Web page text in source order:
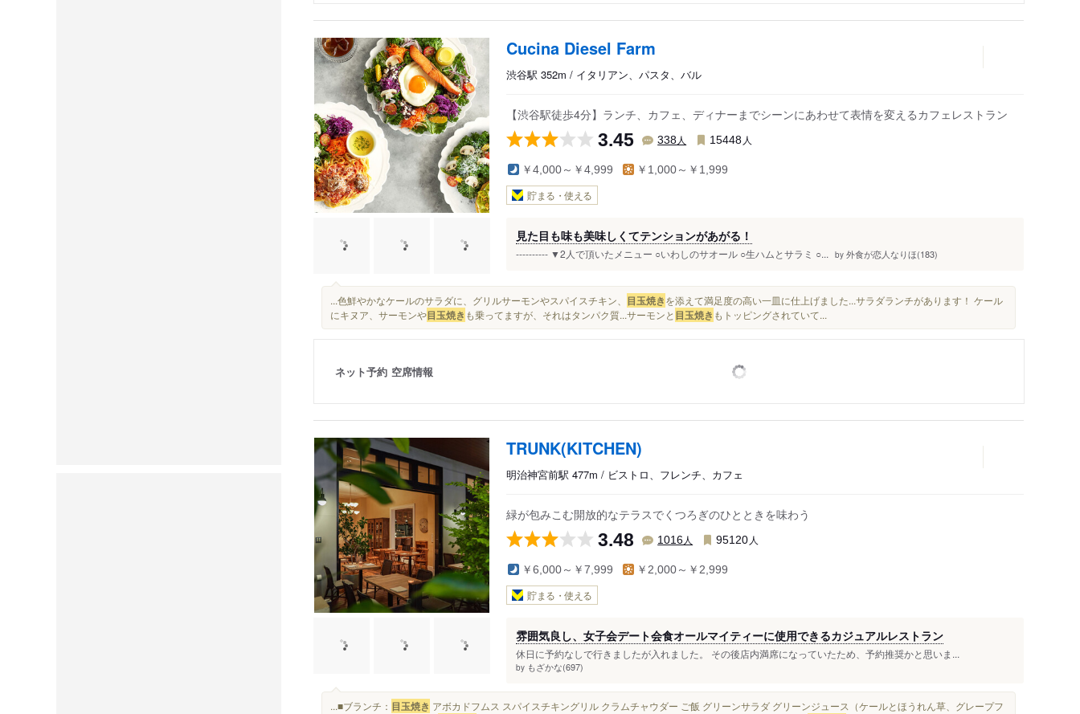
Cucina Diesel Farm
渋谷駅 352m / イタリアン、パスタ、バル
【渋谷駅徒歩4分】ランチ、カフェ、ディナーまでシーンにあわせて表情を変えるカフェレストラン
3.45 338人 15448 人
￥4,000～￥4,999 ￥1,000～￥1,999
貯まる・使える
見た目も味も美味しくてテンションがあがる！
---------- ▼2人で頂いたメニュー ○いわしのサオール ○生ハムとサラミ ○... by 外食が恋人なりほ(183)
...色鮮やかなケールのサラダに、グリルサーモンやスパイスチキン、 目玉焼きを添えて満足度の高い一皿に仕上げました...サラダランチがあります！ ケール
にキヌア、サーモンや目玉焼き も乗ってますが、それはタンパク質...サーモンと 目玉焼き もトッピングされていて...
ネット予約 空席情報
TRUNK(KITCHEN)
明治神宮前駅 477m / ビストロ、フレンチ、カフェ
緑が包みこむ開放的なテラスでくつろぎのひとときを味わう
3.48 1016人 95120 人
￥6,000～￥7,999 ￥2,000～￥2,999
貯まる・使える
雰囲気良し、女子会デート会食オールマイティーに使用できるカジュアルレストラン
休日に予約なしで行きましたが入れました。 その後店内満席になっていたため、予約推奨かと思いま...
by もざかな(697)
...■ブランチ： 目玉焼き アボカドフムス スパイスチキングリル クラムチャウダー ご飯 グリーンサラダ グリーンジュース（ケールとほうれん草、グレープフ